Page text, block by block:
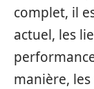
complet, il
actuel, les
manière,